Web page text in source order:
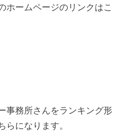
ホームページのリンクはこ
事務所さんをランキング形
らになります。